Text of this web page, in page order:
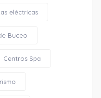
eléctricas
Buceo
Centros Spa